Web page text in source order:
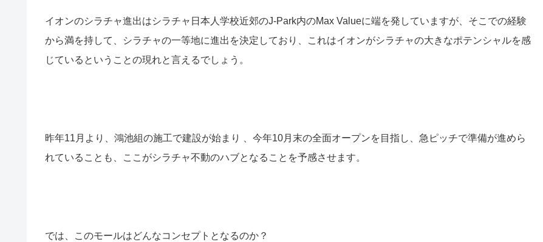
イオンのシラチャ進出はシラチャ日本人学校近郊のJ-Park内のMax Valueに端を発していますが、そこでの経験
から満を持して、シラチャの一等地に進出を決定しており、これはイオンがシラチャの大きなポテンシャルを感
じているということの現れと言えるでしょう。
昨年11月より、鴻池組の施工で建設が始まり 、今年10月末の全面オープンを目指し、急ピッチで準備が進めら
れていることも、ここがシラチャ不動のハブとなることを予感させます。
では、このモールはどんなコンセプトとなるのか？